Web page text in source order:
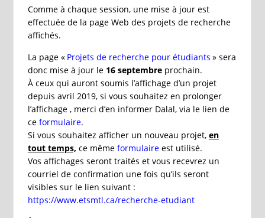
Comme à chaque session, une mise à jour est
effectuée de la page Web des projets de recherche
affichés.
La page « Projets de recherche pour étudiants » sera
donc mise à jour le 16 septembreprochain.
À ceux qui auront soumis l’affichage d’un projet
depuis avril 2019, si vous souhaitez en prolonger
l’affichage , merci d’en informer Dalal, via le lien de
ce formulaire.
Si vous souhaitez afficher un nouveau projet, en
tout temps, ce même formulaire est utilisé.
Vos affichages seront traités et vous recevrez un
courriel de confirmation une fois qu’ils seront
visibles sur le lien suivant :
https://www.etsmtl.ca/recherche-etudiant